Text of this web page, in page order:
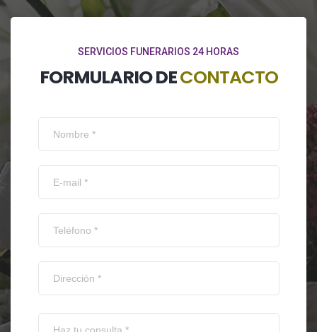
SERVICIOS FUNERARIOS 24 HORAS
FORMULARIO DECONTACTO